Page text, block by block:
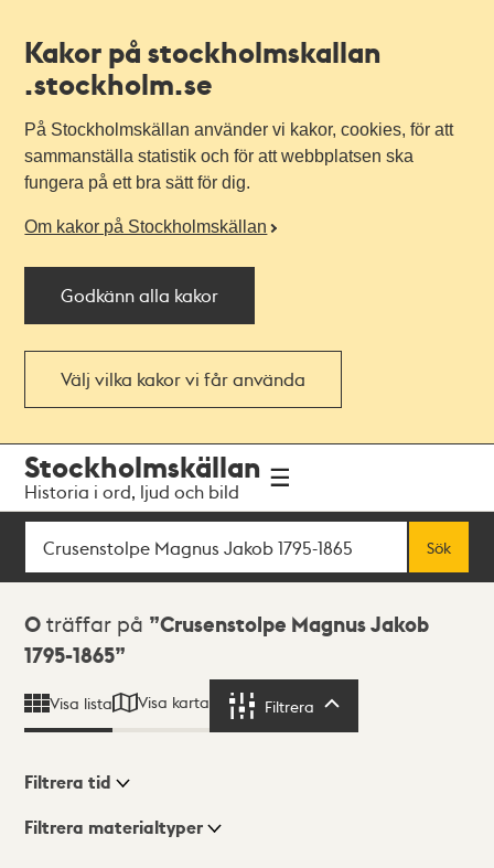
Kakor på stockholmskallan
.stockholm.se
På Stockholmskällan använder vi kakor, cookies, för att
sammanställa statistik och för att webbplatsen ska
fungera på ett bra sätt för dig.
Om kakor på Stockholmskällan
Godkänn alla kakor
Välj vilka kakor vi får använda
navigationen
huvudinnehållet
Stockholmskällan
Historia i ord, ljud och bild
Sök
Sök
Sökresultat
0 träffar på
Crusenstolpe Magnus Jakob
1795-1865
Visa lista Visa karta Filtrera
Visningsläge
Filtrera tid
Filtrera materialtyper